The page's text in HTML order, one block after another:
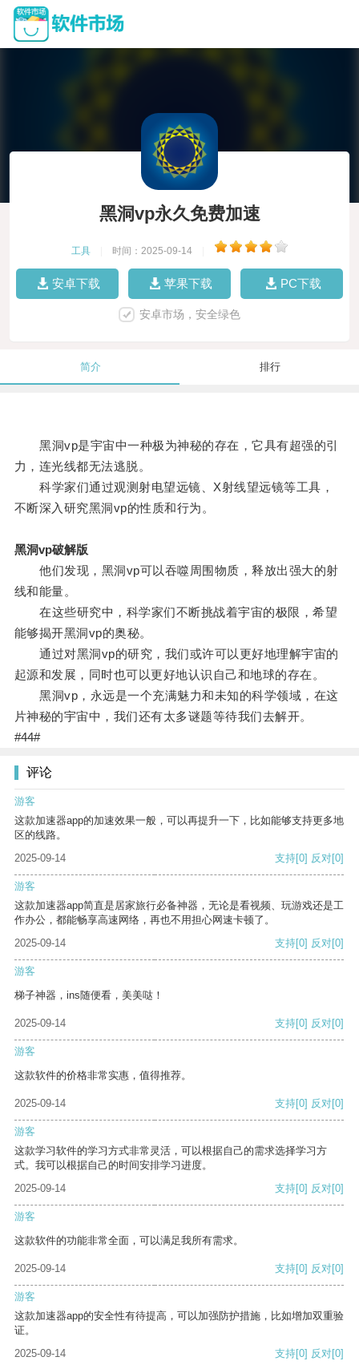
黑洞vp永久免费加速
工具 时间：2025-09-14
安卓下载 苹果下载 PC下载
安卓市场，安全绿色
简介 排行
黑洞vp是宇宙中一种极为神秘的存在，它具有超强的引
力，连光线都无法逃脱。
科学家们通过观测射电望远镜、X射线望远镜等工具，
不断深入研究黑洞vp的性质和行为。
黑洞vp破解版
他们发现，黑洞vp可以吞噬周围物质，释放出强大的射
线和能量。
在这些研究中，科学家们不断挑战着宇宙的极限，希望
能够揭开黑洞vp的奥秘。
通过对黑洞vp的研究，我们或许可以更好地理解宇宙的
起源和发展，同时也可以更好地认识自己和地球的存在。
黑洞vp，永远是一个充满魅力和未知的科学领域，在这
片神秘的宇宙中，我们还有太多谜题等待我们去解开。
#44#
评论
游客
这款加速器app的加速效果一般，可以再提升一下，比如能够支持更多地
区的线路。
2025-09-14
支持[0] 反对[0]
游客
这款加速器app简直是居家旅行必备神器，无论是看视频、玩游戏还是工
作办公，都能畅享高速网络，再也不用担心网速卡顿了。
2025-09-14
支持[0] 反对[0]
游客
梯子神器，ins随便看，美美哒！
2025-09-14 支持[0] 反对[0]
游客
这款软件的价格非常实惠，值得推荐。
2025-09-14 支持[0] 反对[0]
游客
这款学习软件的学习方式非常灵活，可以根据自己的需求选择学习方
式。我可以根据自己的时间安排学习进度。
2025-09-14
支持[0] 反对[0]
游客
这款软件的功能非常全面，可以满足我所有需求。
2025-09-14 支持[0] 反对[0]
游客
这款加速器app的安全性有待提高，可以加强防护措施，比如增加双重验
证。
2025-09-14
支持[0] 反对[0]